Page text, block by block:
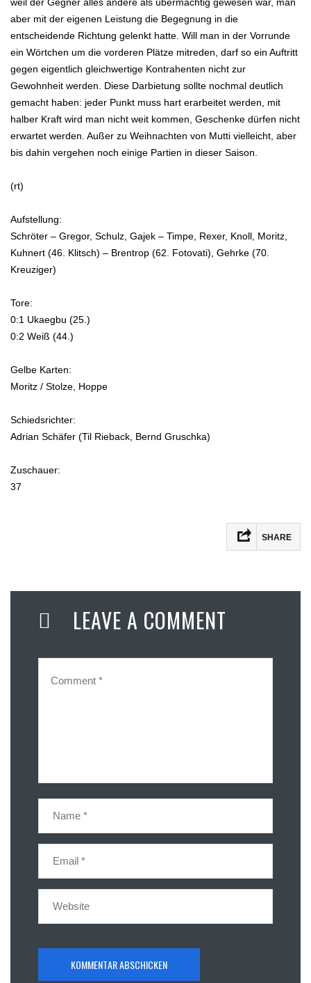
aber mit der eigenen Leistung die Begegnung in die
entscheidende Richtung gelenkt hatte. Will man in der Vorrunde
ein Wörtchen um die vorderen Plätze mitreden, darf so ein Auftritt
gegen eigentlich gleichwertige Kontrahenten nicht zur
Gewohnheit werden. Diese Darbietung sollte nochmal deutlich
gemacht haben: jeder Punkt muss hart erarbeitet werden, mit
halber Kraft wird man nicht weit kommen, Geschenke dürfen nicht
erwartet werden. Außer zu Weihnachten von Mutti vielleicht, aber
bis dahin vergehen noch einige Partien in dieser Saison.
(rt)
Aufstellung:
Schröter – Gregor, Schulz, Gajek – Timpe, Rexer, Knoll, Moritz,
Kuhnert (46. Klitsch) – Brentrop (62. Fotovati), Gehrke (70.
Kreuziger)
Tore:
0:1 Ukaegbu (25.)
0:2 Weiß (44.)
Gelbe Karten:
Moritz / Stolze, Hoppe
Schiedsrichter:
Adrian Schäfer (Til Rieback, Bernd Gruschka)
Zuschauer:
37
SHARE
LEAVE A COMMENT